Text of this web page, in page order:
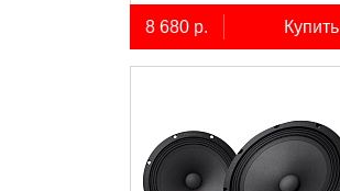
8 680 р. Купить